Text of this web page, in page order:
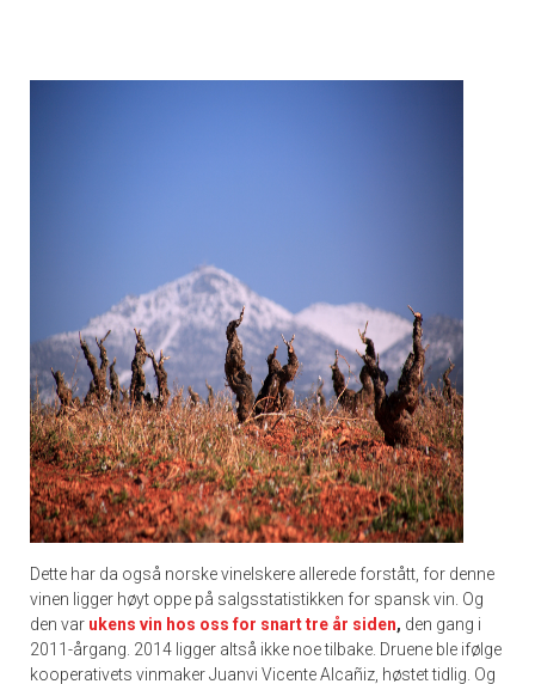
Dette har da også norske vinelskere allerede forstått, for denne
vinen ligger høyt oppe på salgsstatistikken for spansk vin. Og
den var ukens vin hos oss for snart tre år siden, den gang i
2011-årgang. 2014 ligger altså ikke noe tilbake. Druene ble ifølge
kooperativets vinmaker Juanvi Vicente Alcañiz, høstet tidlig. Og